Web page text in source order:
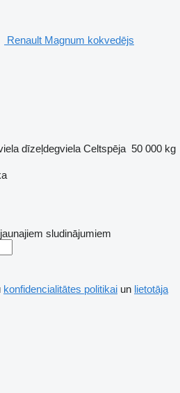
Renault Magnum kokvedējs
dīzeļdegviela Celtspēja 50 000 kg
sludinājumiem
konfidencialitātes politikai un lietotāja